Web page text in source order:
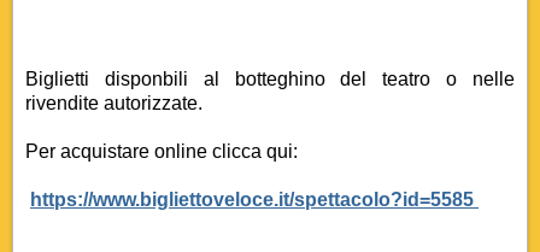
Biglietti disponbili al botteghino del teatro o nelle
rivendite autorizzate.
Per acquistare online clicca qui:
https://www.bigliettoveloce.it/spettacolo?id=5585